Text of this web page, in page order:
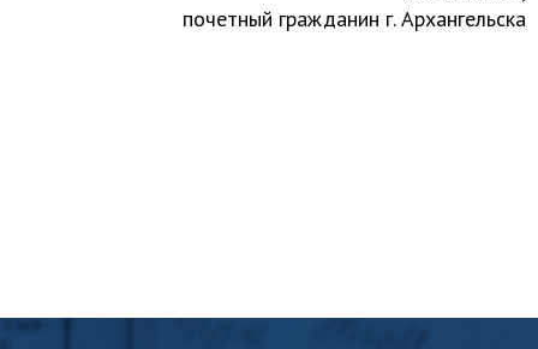
почетный гражданин г. Архангельска